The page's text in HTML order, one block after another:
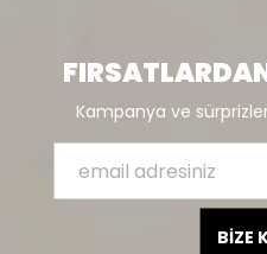
Kampanya ve
BİZE